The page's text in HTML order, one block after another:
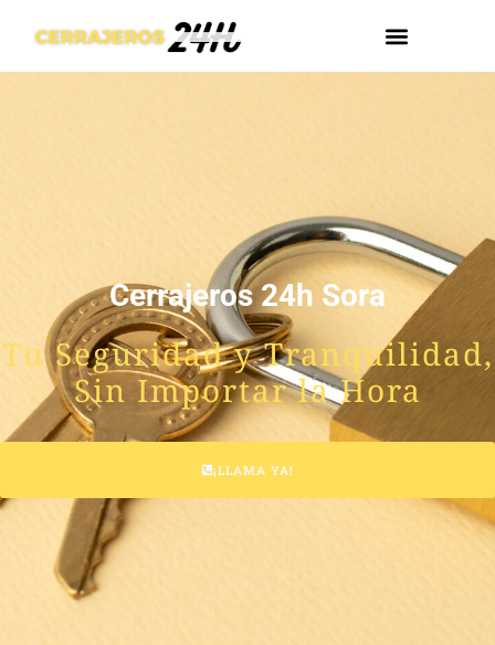
Cerrajeros 24h Sora
Tu Seguridad y Tranquilidad,
Sin Importar la Hora
¡LLAMA YA!